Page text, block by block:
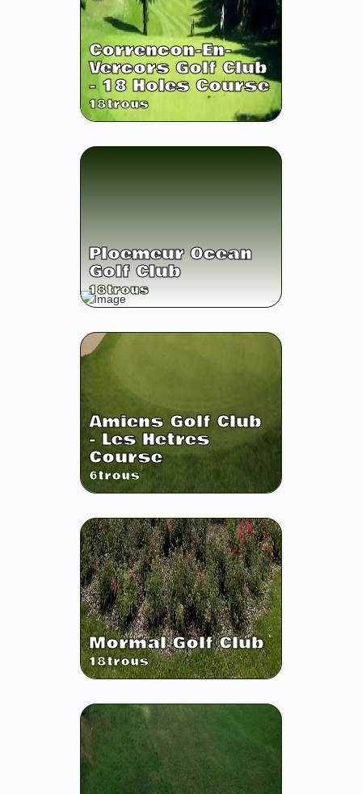
Correncon-En-
Vercors Golf Club
- 18 Holes Course
18trous
Ploemeur Ocean
Golf Club
18trous
Amiens Golf Club
- Les Hetres
Course
6trous
Mormal Golf Club
18trous